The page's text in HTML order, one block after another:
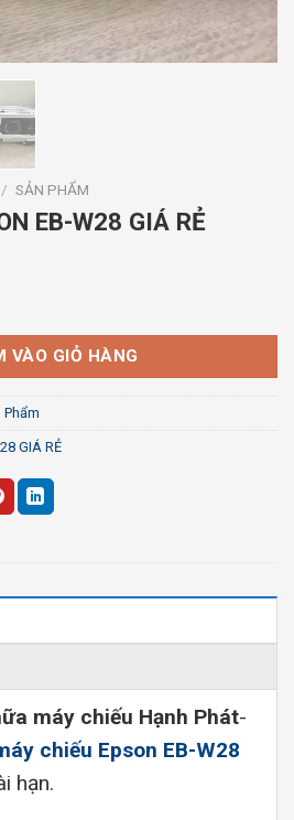
/ SẢN PHẨM
EB-W28 GIÁ RẺ
GIÁ RẺ số lượng
VÀO GIỎ HÀNG
Phẩm
GIÁ RẺ
máy chiếu Hạnh Phát-
chiếu Epson EB-W28
hạn.